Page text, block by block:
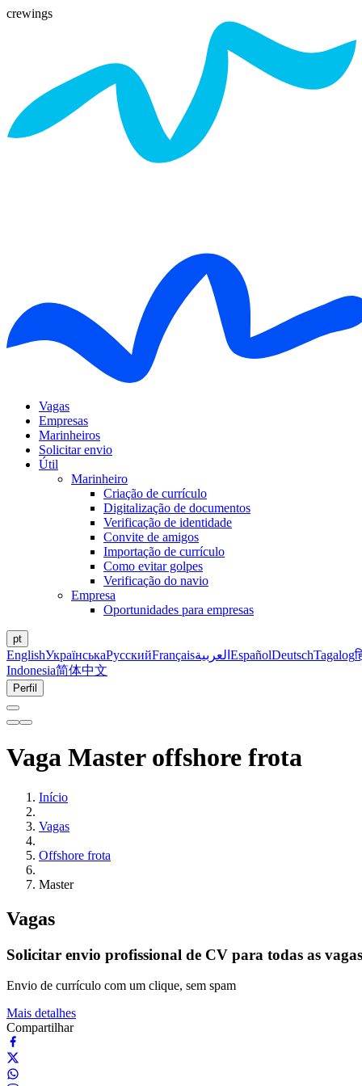
crewings
Vagas
Empresas
Marinheiros
Solicitar envio
Útil
Marinheiro
Criação de currículo
Digitalização de documentos
Verificação de identidade
Convite de amigos
Importação de currículo
Como evitar golpes
Verificação do navio
Empresa
Oportunidades para empresas
pt
EnglishУкраїнськаРусскийFrançaisالعربية EspañolDeutschTagalog
Indonesia简体中文
Perfil
Vaga Master offshore frota
Início
Vagas
Offshore frota
Master
Vagas
Solicitar envio profissional de CV para todas as vagas
Envio de currículo com um clique, sem spam
Mais detalhes
Compartilhar